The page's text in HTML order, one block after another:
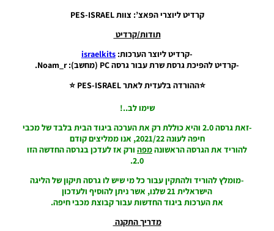
קרדיט ליוצרי הפאצ’: צוות PES-ISRAEL
תודות/קרדיט
-קרדיט ליוצר הערכות: israelkits
-קרדיט להפיכת גרסת שרת עבור גרסה PC (מחשב): Noam_r.
⭐ההורדה בלעדית לאתר PES-ISRAEL ⭐
שימו לב..!
-זאת גרסה 2.0 והיא כוללת רק את הערכה ביגוד הבית בלבד של מכבי
חיפה לעונה 2021/22, אנו ממליצים קודם
להוריד את הגרסה הראשונהמפה ורק אז לעדכן בגרסה החדשה הזו
2.0.
-מומלץ להוריד ולהתקין עבור כל מי שיש לו גרסה תיקון של הליגה
הישראלית 21 שלנו, אשר ניתן להוסיף ולעדכון
את הערכות ביגוד החדשות עבור קבוצת מכבי חיפה.
מדריך התקנה
Kit For
Jerusalem